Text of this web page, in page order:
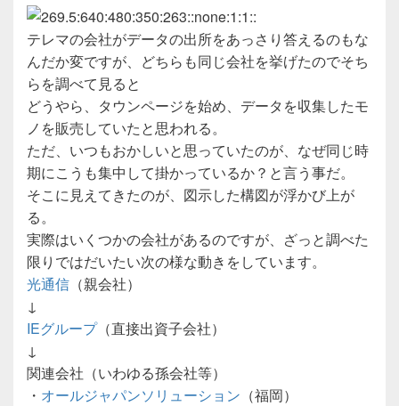
テレマの会社がデータの出所をあっさり答えるのもな
んだか変ですが、どちらも同じ会社を挙げたのでそち
らを調べて見ると
どうやら、タウンページを始め、データを収集したモ
ノを販売していたと思われる。
ただ、いつもおかしいと思っていたのが、なぜ同じ時
期にこうも集中して掛かっているか？と言う事だ。
そこに見えてきたのが、図示した構図が浮かび上が
る。
実際はいくつかの会社があるのですが、ざっと調べた
限りではだいたい次の様な動きをしています。
光通信 （親会社）
↓
IEグループ（直接出資子会社）
↓
関連会社（いわゆる孫会社等）
・ オールジャパンソリューション （福岡）